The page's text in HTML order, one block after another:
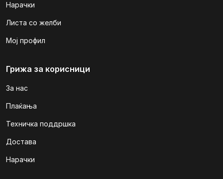
Нарачки
Листа со желби
Мој профил
Грижа за корисници
За нас
Плаќања
Техничка поддршка
Достава
Нарачки